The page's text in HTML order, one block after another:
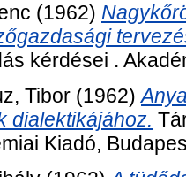
(1962)
kérdései .
Tibor (1962)
dialektikájához.
Kiadó,